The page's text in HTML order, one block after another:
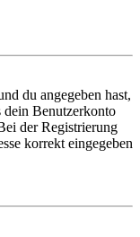
du angegeben hast,
dein Benutzerkonto
der Registrierung
korrekt eingegeben